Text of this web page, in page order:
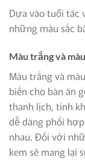
Dựa vào tuổi tác
những màu sắc
Màu trắng và
Màu trắng và
biến cho bàn ăn
thanh lịch, tinh
dễ dàng phối
nhau. Đối với
kem sẽ mang lại